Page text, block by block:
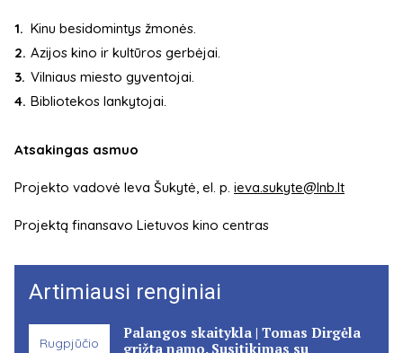
Kinu besidomintys žmonės.
Azijos kino ir kultūros gerbėjai.
Vilniaus miesto gyventojai.
Bibliotekos lankytojai.
Atsakingas asmuo
Projekto vadovė Ieva Šukytė, el. p. ieva.sukyte@lnb.lt
Projektą finansavo Lietuvos kino centras
Artimiausi renginiai
Rugpjūčio
Palangos skaitykla | Tomas Dirgėla
grįžta namo. Susitikimas su